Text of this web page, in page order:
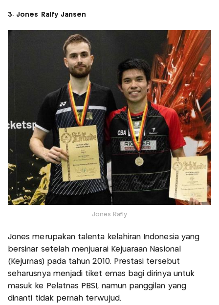
3. Jones Ralfy Jansen
Jones Rafly
Jones merupakan talenta kelahiran Indonesia yang
bersinar setelah menjuarai Kejuaraan Nasional
(Kejurnas) pada tahun 2010. Prestasi tersebut
seharusnya menjadi tiket emas bagi dirinya untuk
masuk ke Pelatnas PBSI, namun panggilan yang
dinanti tidak pernah terwujud.